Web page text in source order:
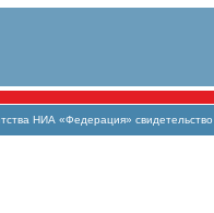
НИА «Федерация»